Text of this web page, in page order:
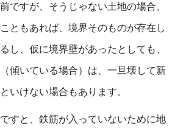
ですが、そうじゃない土地の場合、
ともあれば、境界そのものが存在し
し、仮に境界壁があったとしても、
傾いている場合）は、一旦壊して新
いけない場合もあります。
すと、鉄筋が入っていないために地